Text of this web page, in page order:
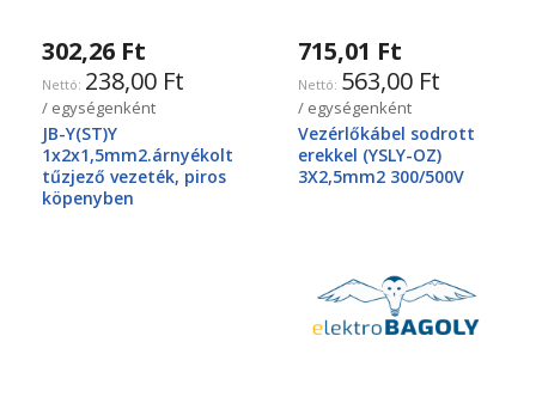
302,26 Ft
238,00 Ft
/ egységenként
JB-Y(ST)Y
1x2x1,5mm2.árnyékolt
tűzjező vezeték, piros
köpenyben
715,01 Ft
563,00 Ft
/ egységenként
Vezérlőkábel sodrott
erekkel (YSLY-OZ)
3X2,5mm2 300/500V